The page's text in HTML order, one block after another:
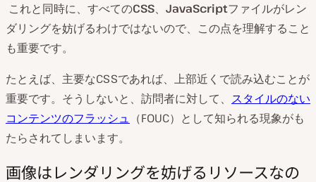
これと同時に、すべてのCSS、 JavaScriptファイルがレン
ダリングを妨げるわけではないので、この点を理解すること
も重要です。
たとえば、主要なCSSであれば、上部近くで読み込むことが
重要です。そうしないと、訪問者に対して、 スタイルのない
コンテンツのフラッシュ （FOUC）として知られる現象がも
たらされてしまいます。
画像はレンダリングを妨げるリソースなの